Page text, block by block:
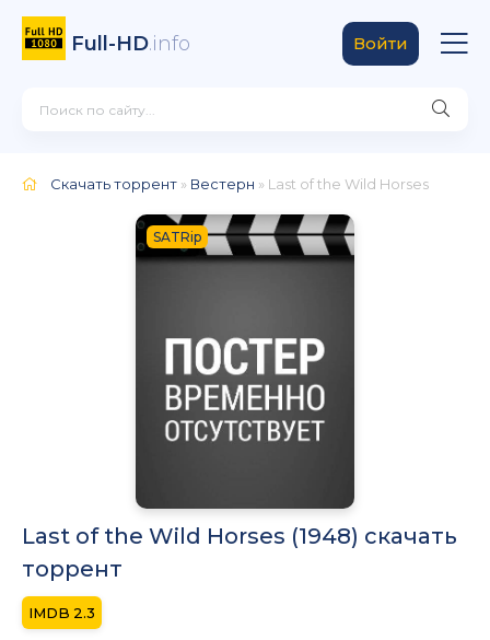
Full-HD.info Войти
Скачать торрент » Вестерн » Last of the Wild Horses
SATRip
Last of the Wild Horses (1948) скачать
торрент
2.3